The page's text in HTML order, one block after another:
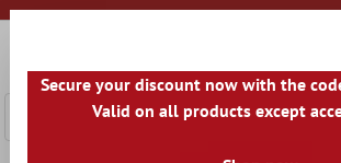
springen
Secure your discount now with the
Valid on all products except